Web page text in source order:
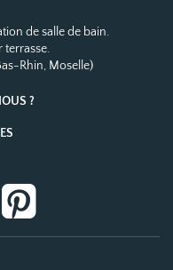
de salle de bain.
terrasse.
Rhin, Moselle)
?